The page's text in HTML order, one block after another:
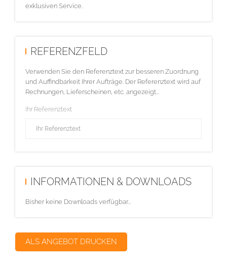
exklusiven Service.
REFERENZFELD
Verwenden Sie den Referenztext zur besseren Zuordnung
und Auffindbarkeit Ihrer Aufträge. Der Referenztext wird auf
Rechnungen, Lieferscheinen, etc. angezeigt...
Ihr Referenztext
INFORMATIONEN & DOWNLOADS
Bisher keine Downloads verfügbar...
ALS ANGEBOT DRUCKEN